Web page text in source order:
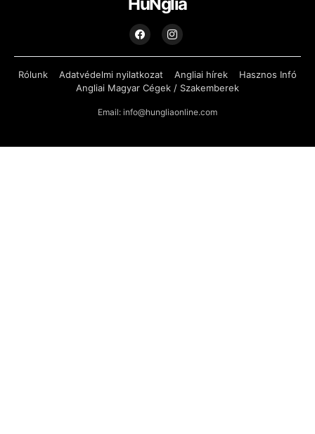
Rólunk Adatvédelmi nyilatkozat Angliai hírek
Hasznos Infó
Angliai Magyar Cégek / Szakemberek
Email: info@hungliaonline.com